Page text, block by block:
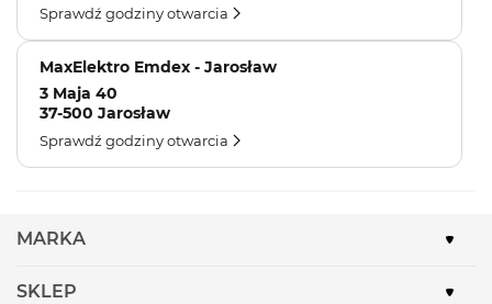
Sprawdź godziny otwarcia
MaxElektro Emdex - Jarosław
3 Maja 40
37-500 Jarosław
Sprawdź godziny otwarcia
MARKA
SKLEP